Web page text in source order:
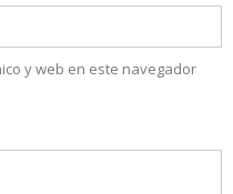
y web en este navegador